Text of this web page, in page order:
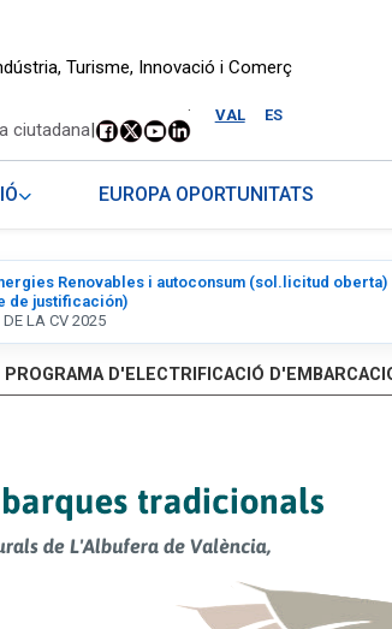
Turisme, Innovació i Comerç
VAL ES
.
ciutadana|
EUROPA OPORTUNITATS
Renovables i autoconsum (sol.licitud oberta)
de justificación)
DE LA CV 2025
PROGRAMA D'ELECTRIFICACIÓ